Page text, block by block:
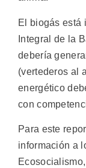
El biogás está
Integral de la
debería
(vertederos al
energético
con
Para este
información a